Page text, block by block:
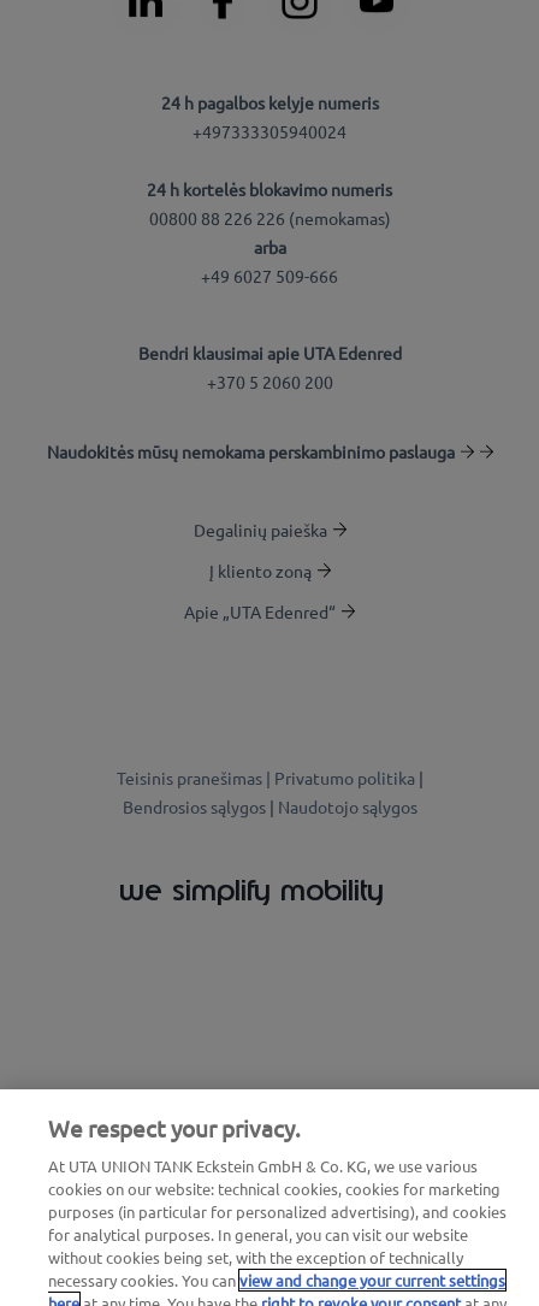
24 h pagalbos kelyje numeris
+497333305940024
24 h kortelės blokavimo numeris
00800 88 226 226 (nemokamas)
arba
+49 6027 509-666
Bendri klausimai apie UTA Edenred
+370 5 2060 200
Naudokitės mūsų nemokama perskambinimo paslauga
Degalinių paieška
Į kliento zoną
Apie „UTA Edenred“
Teisinis pranešimas | Privatumo politika |
Bendrosios sąlygos| Naudotojo sąlygos
we simplify mobility
We respect your privacy.
At UTA UNION TANK Eckstein GmbH & Co. KG, we use various
cookies on our website: technical cookies, cookies for marketing
purposes (in particular for personalized advertising), and cookies
for analytical purposes. In general, you can visit our website
without cookies being set, with the exception of technically
necessary cookies. You canview and change your current settings